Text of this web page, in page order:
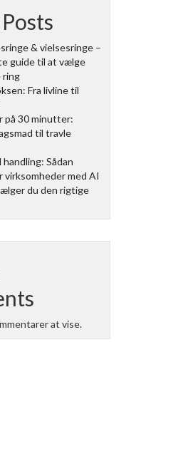
& vielsesringe –
guide til at vælge
ring
Fra livline til
på 30 minutter:
til travle
handling: Sådan
med AI
du den rigtige
at vise.